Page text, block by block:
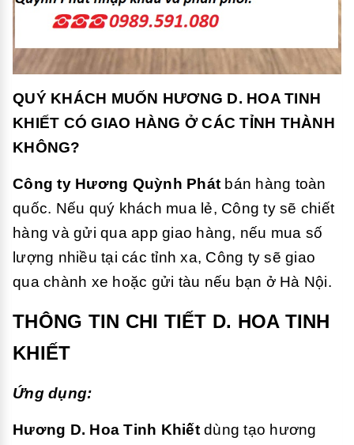
QUÝ KHÁCH MUỐN HƯƠNG D. HOA TINH
KHIẾT CÓ GIAO HÀNG Ở CÁC TỈNH THÀNH
KHÔNG?
Công ty Hương Quỳnh Phát bán hàng toàn
quốc. Nếu quý khách mua lẻ, Công ty sẽ chiết
hàng và gửi qua app giao hàng, nếu mua số
lượng nhiều tại các tỉnh xa, Công ty sẽ giao
qua chành xe hoặc gửi tàu nếu bạn ở Hà Nội.
THÔNG TIN CHI TIẾT D. HOA TINH
KHIẾT
Ứng dụng:
Hương D. Hoa Tinh Khiếtdùng tạo hương